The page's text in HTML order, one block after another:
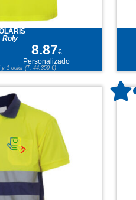
Roly
8.87€
Personalizado
y 1 color (T: 44,350 €)